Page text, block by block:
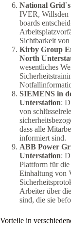
National
IVER, Willsden
boards
Sichtbarkeit
Kirby Group
North
wesentliches
SIEMENS in
Unterstation:
von
dass alle
informiert sind.
ABB Power
Unterstation:
Plattform für
Einhaltung von
Arbeiter über
sind, die sie
Vorteile in